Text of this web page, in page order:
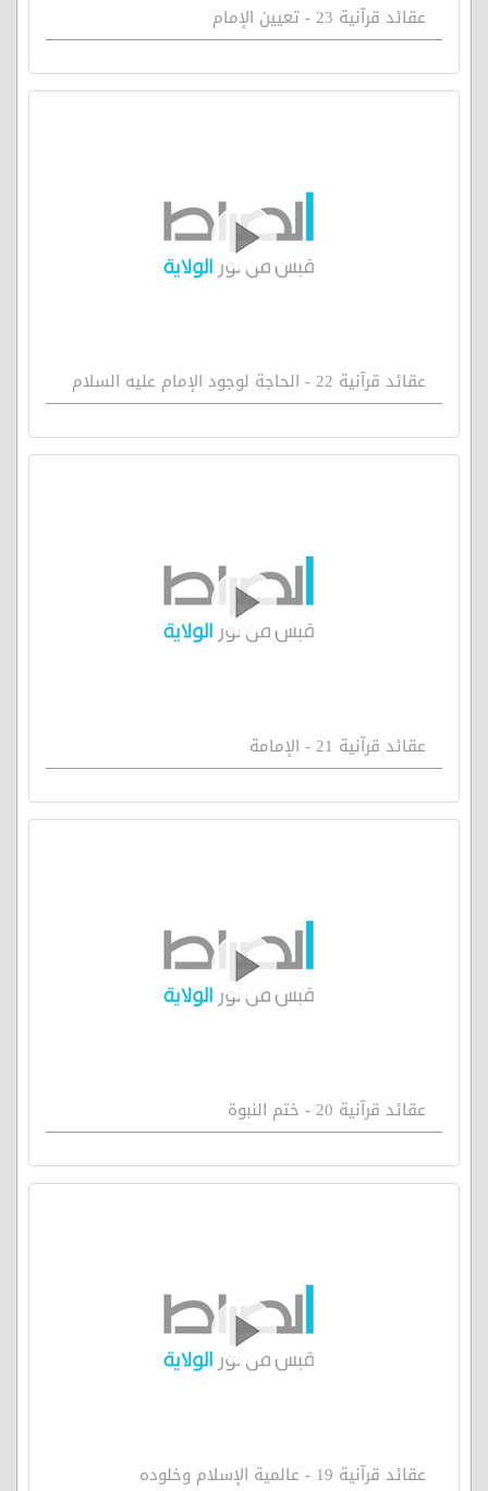
عقائد قرآنية 23 - تعيين الإمام
عقائد قرآنية 22 - الحاجة لوجود الإمام عليه السلام
عقائد قرآنية 21 - الإمامة
عقائد قرآنية 20 - ختم النبوة
عقائد قرآنية 19 - عالمية الإسلام وخلوده